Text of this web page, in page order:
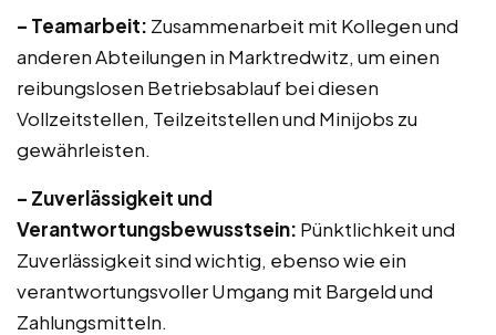
– Teamarbeit: Zusammenarbeit mit Kollegen und
anderen Abteilungen in Marktredwitz, um einen
reibungslosen Betriebsablauf bei diesen
Vollzeitstellen, Teilzeitstellen und Minijobs zu
gewährleisten.
– Zuverlässigkeit und
Verantwortungsbewusstsein: Pünktlichkeit und
Zuverlässigkeit sind wichtig, ebenso wie ein
verantwortungsvoller Umgang mit Bargeld und
Zahlungsmitteln.